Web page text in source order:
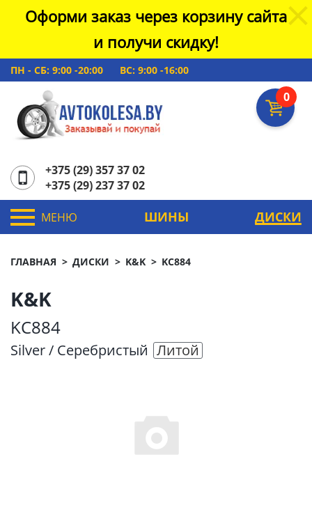
Оформи заказ через корзину сайта
и получи скидку!
ПН - СБ: 9:00 -20:00 ВС: 9:00 -16:00
0
+375 (29) 357 37 02
+375 (29) 237 37 02
МЕНЮ ШИНЫ ДИСКИ
ГЛАВНАЯ ДИСКИ K&K KC884
K&K
KC884
Silver / Серебристый Литой